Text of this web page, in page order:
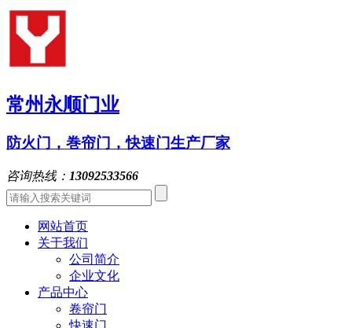
常州永顺门业
防火门，巻帘门，快速门生产厂家
咨询热线： 13092533566
网站首页
关于我们
公司简介
企业文化
产品中心
卷帘门
快速门